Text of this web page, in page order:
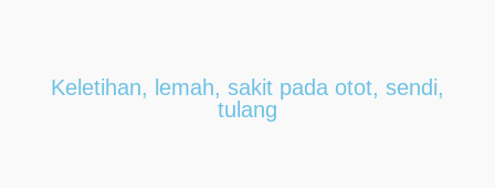
Keletihan, lemah, sakit pada otot, sendi,
tulang